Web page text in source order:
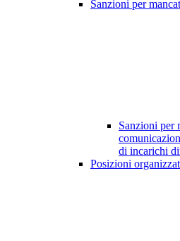
Sanzioni per
Sanzioni per
di incarichi
Posizioni